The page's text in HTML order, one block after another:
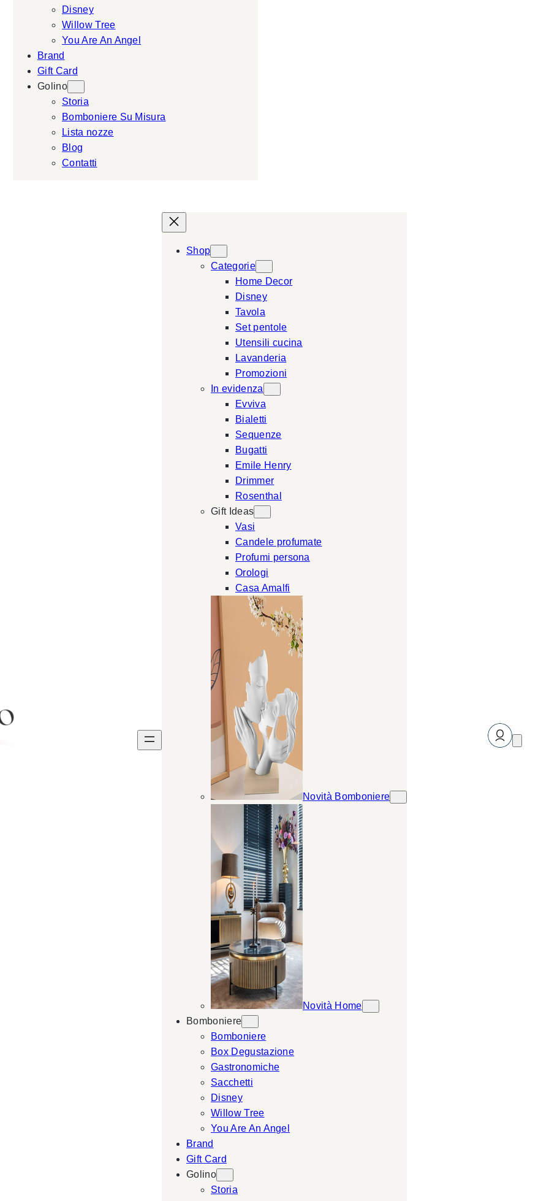
Disney
Willow Tree
You Are An Angel
Brand
Gift Card
Golino
Storia
Bomboniere Su Misura
Lista nozze
Blog
Contatti
Shop
Categorie
Home Decor
Disney
Tavola
Set pentole
Utensili cucina
Lavanderia
Promozioni
In evidenza
Evviva
Bialetti
Sequenze
Bugatti
Emile Henry
Drimmer
Rosenthal
Gift Ideas
Vasi
Candele profumate
Profumi persona
Orologi
Casa Amalfi
Novità Bomboniere
Novità Home
Bomboniere
Bomboniere
Box Degustazione
Gastronomiche
Sacchetti
Disney
Willow Tree
You Are An Angel
Brand
Gift Card
Golino
Storia